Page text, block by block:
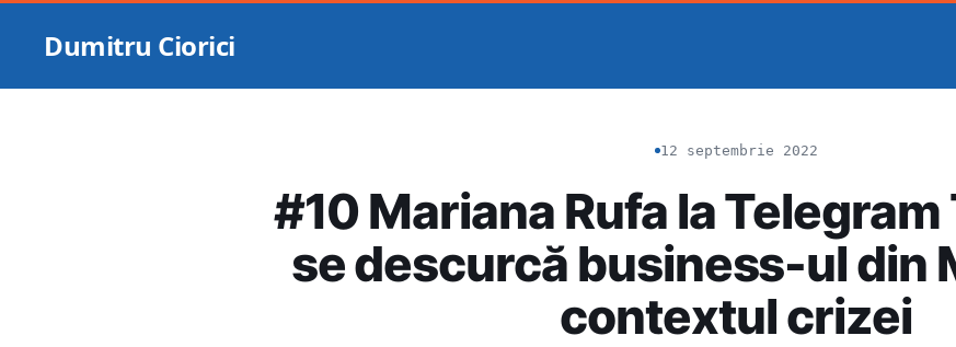
Dumitru Ciorici
12 septembrie 2022
#10 Mariana Rufa la Telegram
se descurcă business-ul din
contextul crizei